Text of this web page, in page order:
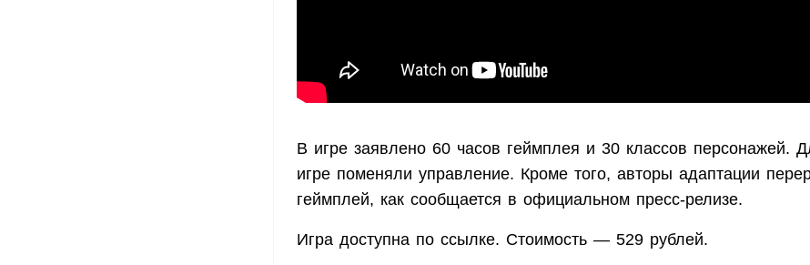
В игре заявлено 60 часов геймплея и 30 классов персонажей.
игре поменяли управление. Кроме того, авторы адаптации
геймплей, как сообщается в официальном пресс-релизе.
Игра доступна по ссылке. Стоимость — 529 рублей.